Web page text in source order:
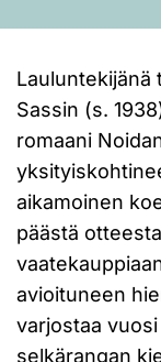
Lauluntekijänä
Sassin (s.
romaani
aikamoinen
päästä
avioituneen
varjostaa
selkärangan